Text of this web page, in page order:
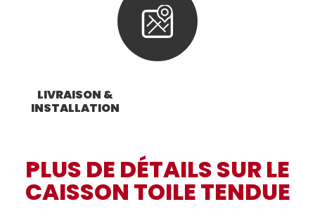
LIVRAISON &
INSTALLATION
PLUS DE DÉTAILS SUR LE
CAISSON TOILE TENDUE